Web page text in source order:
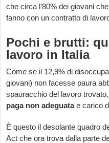
che circa l’80% dei giovani
fanno con un contratto di
Pochi e brutti:
lavoro in Italia
Come se il 12,9% di
giovani) non facesse paura
spauracchio del lavoro
paga non adeguatae carico
È questo il desolante quadro
Act che ora trova dalla parte